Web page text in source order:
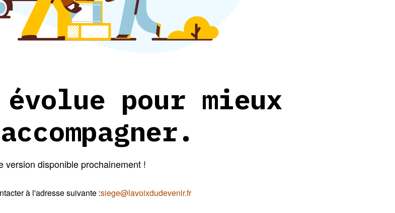
pour mieux
version disponible prochainement !
à l'adresse suivante :siege@lavoixdudevenir.fr